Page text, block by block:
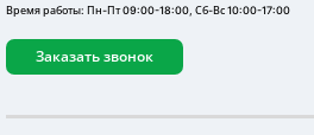
Время работы: Пн-Пт 09:00-18:00, Сб-Вс 10:00-17:00
Заказать звонок